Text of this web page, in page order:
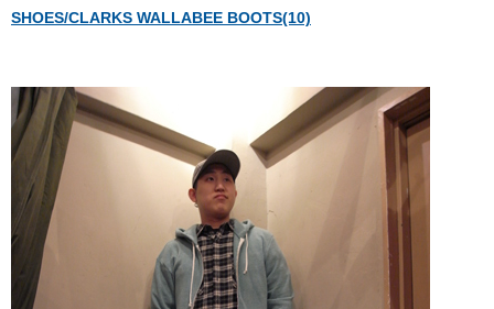
SHOES/CLARKS WALLABEE BOOTS(10)